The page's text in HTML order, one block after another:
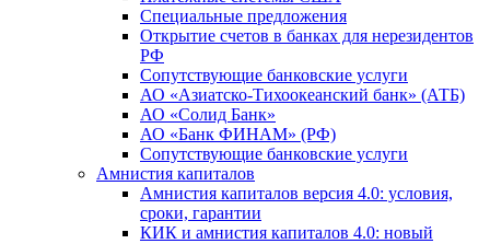
Специальные предложения
Открытие счетов в банках для нерезидентов
РФ
Сопутствующие банковские услуги
АО «Азиатско-Тихоокеанский банк» (АТБ)
АО «Солид Банк»
АО «Банк ФИНАМ» (РФ)
Сопутствующие банковские услуги
Амнистия капиталов
Амнистия капиталов версия 4.0: условия,
сроки, гарантии
КИК и амнистия капиталов 4.0: новый